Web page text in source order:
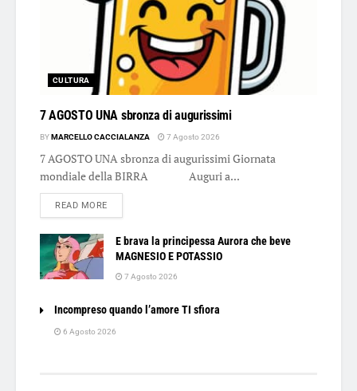
CULTURA
7 AGOSTO UNA sbronza di augurissimi
BYMARCELLO CACCIALANZA 7 Agosto 2026
7 AGOSTO UNA sbronza di augurissimi Giornata
mondiale della BIRRA Auguri a...
READ MOREDETAILS
E brava la principessa Aurora che beve
MAGNESIO E POTASSIO
7 Agosto 2026
Incompreso quando l’amore TI sfiora
6 Agosto 2026